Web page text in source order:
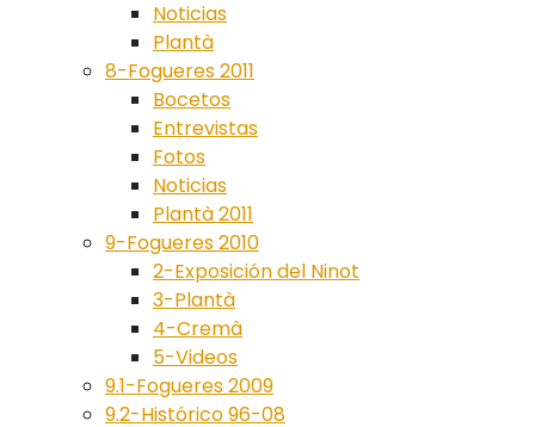
Noticias
Plantà
8-Fogueres 2011
Bocetos
Entrevistas
Fotos
Noticias
Plantà 2011
9-Fogueres 2010
2-Exposición del Ninot
3-Plantà
4-Cremà
5-Videos
9.1-Fogueres 2009
9.2-Histórico 96-08